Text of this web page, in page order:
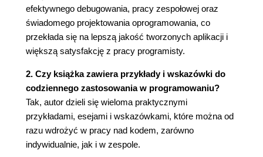
Rozdział 13. Rozsądny projekt oprogramowania 61
Zła droga 62
Analiza złej drogi 64
Odnosząc to do grupy 65
Przestrzegaliśmy praw tworzenia
oprogramowania 69
CZĘŚĆ CZWARTA. DEBUGOWANIE 71
Rozdział 14. Czym jest bug? 73
Sprzęt 74
efektywnego debugowania, pracy zespołowej oraz
świadomego projektowania oprogramowania, co
przekłada się na lepszą jakość tworzonych aplikacji i
większą satysfakcję z pracy programisty.
2. Czy książka zawiera przykłady i wskazówki do
codziennego zastosowania w programowaniu?
Tak, autor dzieli się wieloma praktycznymi
przykładami, esejami i wskazówkami, które można od
razu wdrożyć w pracy nad kodem, zarówno
indywidualnie, jak i w zespole.